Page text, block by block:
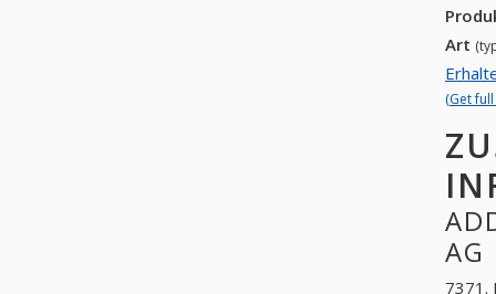
Art
(Get
AG
7371.